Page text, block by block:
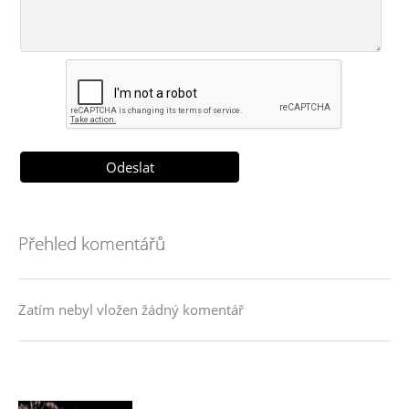
Přehled komentářů
Zatím nebyl vložen žádný komentář